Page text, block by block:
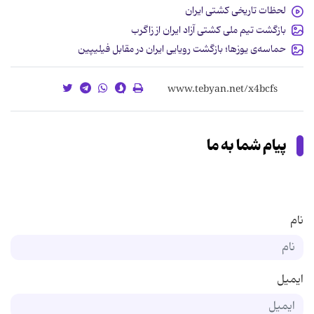
لحظات تاریخی کشتی ایران
بازگشت تیم ملی کشتی آزاد ایران از زاگرب
حماسه‌ی یوزها؛ بازگشت رویایی ایران در مقابل فیلیپین
پیام شما به ما
نام
ایمیل